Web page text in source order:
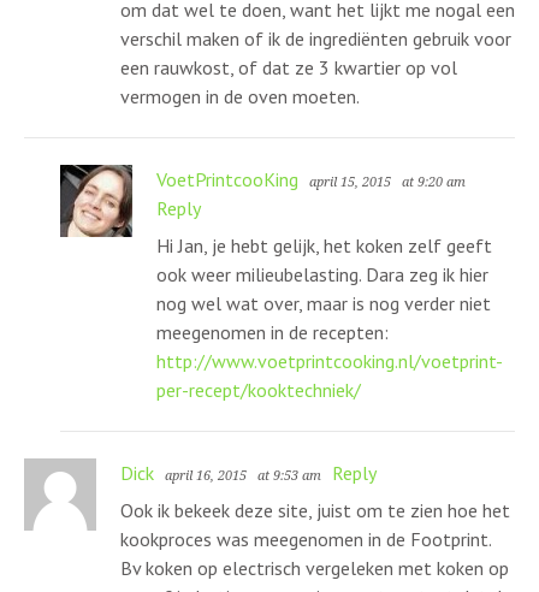
om dat wel te doen, want het lijkt me nogal een
verschil maken of ik de ingrediënten gebruik voor
een rauwkost, of dat ze 3 kwartier op vol
vermogen in de oven moeten.
VoetPrintcooKing april 15, 2015 at 9:20 am
Reply
Hi Jan, je hebt gelijk, het koken zelf geeft
ook weer milieubelasting. Dara zeg ik hier
nog wel wat over, maar is nog verder niet
meegenomen in de recepten:
http://www.voetprintcooking.nl/voetprint-
per-recept/kooktechniek/
Dick april 16, 2015 at 9:53 am
Reply
Ook ik bekeek deze site, juist om te zien hoe het
kookproces was meegenomen in de Footprint.
Bv koken op electrisch vergeleken met koken op